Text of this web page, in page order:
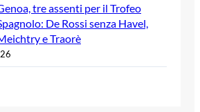
tre assenti per il Trofeo
De Rossi senza Havel,
e Traorè